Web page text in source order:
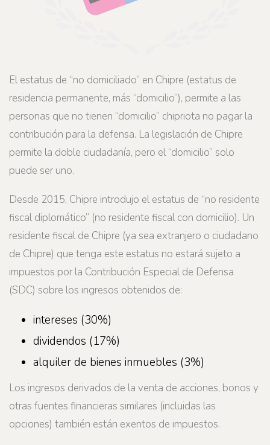
El estatus de “no domiciliado” en Chipre (estatus de
residencia permanente, más “domicilio”), permite a las
personas que no tienen “domicilio” chipriota no pagar la
contribución para la defensa. La legislación de Chipre
permite la doble ciudadanía, pero el “domicilio” solo
puede ser uno.
Desde 2015, Chipre introdujo el estatus de “no residente
fiscal diplomático” (no residente fiscal con domicilio). Un
residente fiscal de Chipre (ya sea extranjero o ciudadano
de Chipre) que tenga este estatus no estará sujeto a
impuestos por la Contribución Especial de Defensa
(SDC) sobre los ingresos obtenidos de:
intereses (30%)
dividendos (17%)
alquiler de bienes inmuebles (3%)
Los ingresos derivados de la venta de acciones, bonos y
otras fuentes financieras similares (incluidas las
opciones) también están exentos de impuestos.